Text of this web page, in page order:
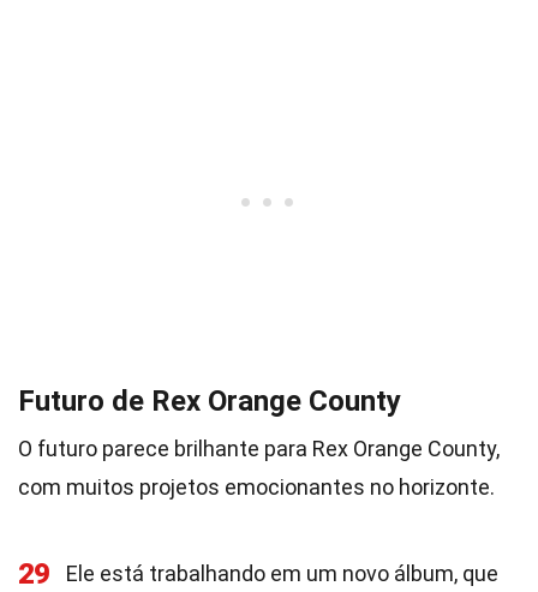
Futuro de Rex Orange County
O futuro parece brilhante para Rex Orange County,
com muitos projetos emocionantes no horizonte.
29
Ele está trabalhando em um novo álbum, que